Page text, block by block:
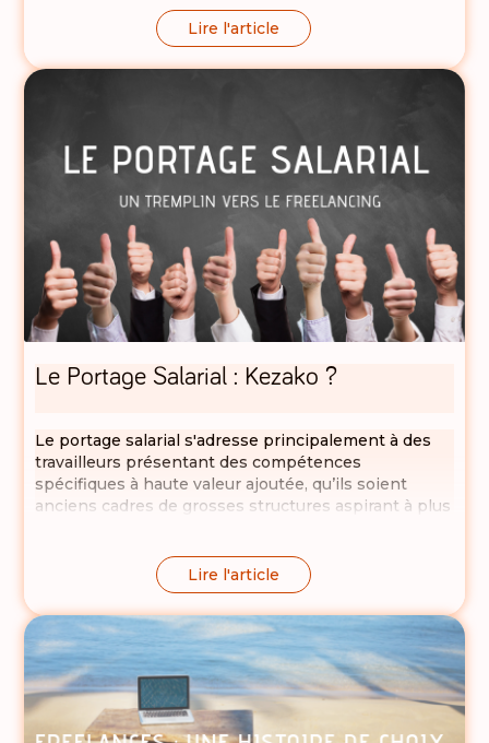
Lire l'article
Le Portage Salarial : Kezako ?
Le portage salarial s'adresse principalement à des
travailleurs présentant des compétences
spécifiques à haute valeur ajoutée, qu’ils soient
anciens cadres de grosses structures aspirant à plus
projet et de leur statut.Lire l'article